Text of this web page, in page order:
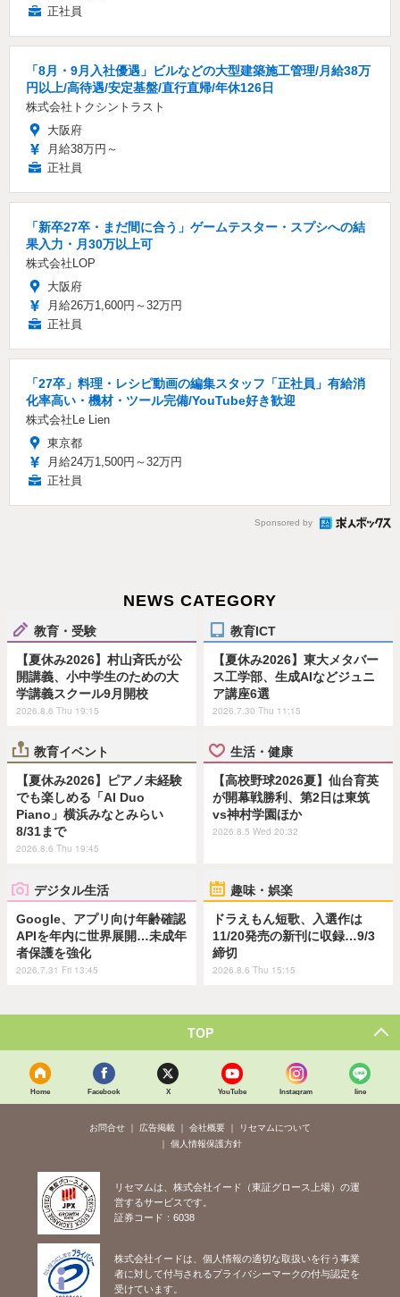
正社員
「8月・9月入社優遇」ビルなどの大型建築施工管理/月給38万
円以上/高待遇/安定基盤/直行直帰/年休126日
株式会社トクシントラスト
大阪府
月給38万円～
正社員
「新卒27卒・まだ間に合う」ゲームテスター・スプシへの結
果入力・月30万以上可
株式会社LOP
大阪府
月給26万1,600円～32万円
正社員
「27卒」料理・レシピ動画の編集スタッフ「正社員」有給消
化率高い・機材・ツール完備/YouTube好き歓迎
株式会社Le Lien
東京都
月給24万1,500円～32万円
正社員
Sponsored by
NEWS CATEGORY
教育・受験
【夏休み2026】村山斉氏が公
開講義、小中学生のための大
学講義スクール9月開校
2026.8.6 Thu 19:15
教育ICT
【夏休み2026】東大メタバー
ス工学部、生成AIなどジュニ
ア講座6選
2026.7.30 Thu 11:15
教育イベント
【夏休み2026】ピアノ未経験
でも楽しめる「AI Duo
Piano」横浜みなとみらい
8/31まで
2026.8.6 Thu 19:45
生活・健康
【高校野球2026夏】仙台育英
が開幕戦勝利、第2日は東筑
vs神村学園ほか
2026.8.5 Wed 20:32
デジタル生活
Google、アプリ向け年齢確認
APIを年内に世界展開…未成年
者保護を強化
2026.7.31 Fri 13:45
趣味・娯楽
ドラえもん短歌、入選作は
11/20発売の新刊に収録…9/3
締切
2026.8.6 Thu 15:15
TOP
Home Facebook X YouTube Instagram line
お問合せ 広告掲載 会社概要
リセマムについて
個人情報保護方針
リセマムは、株式会社イード（東証グロース上場）の運
営するサービスです。
証券コード：6038
株式会社イードは、個人情報の適切な取扱いを行う事業
者に対して付与されるプライバシーマークの付与認定を
受けています。